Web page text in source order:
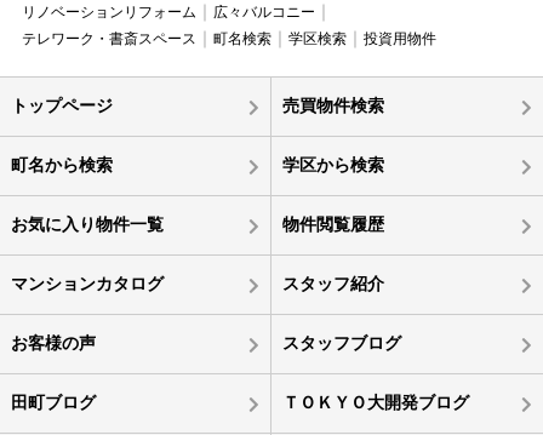
リノベーションリフォーム
広々バルコニー
テレワーク・書斎スペース
町名検索 学区検索 投資用物件
トップページ 売買物件検索
町名から検索 学区から検索
お気に入り物件一覧 物件閲覧履歴
マンションカタログ スタッフ紹介
お客様の声 スタッフブログ
田町ブログ ＴＯＫＹＯ大開発ブログ